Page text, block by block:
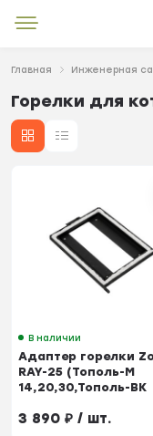
Главная Инженерная
Горелки для
В наличии
Адаптер горелки
RAY-25 (Тополь-М
14,20,30,Тополь-ВК
3 890₽ / шт.